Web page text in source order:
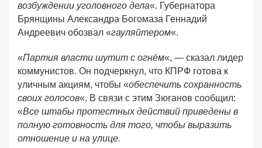
возбуждении уголовного дела«. Губернатора
Брянщины Александра Богомаза Геннадий
Андреевич обозвал «гауляйтером«.
«Партия власти шутит с огнём«, — сказал лидер
коммунистов. Он подчеркнул, что КПРФ готова к
уличным акциям, чтобы «обеспечить сохранность
своих голосов«. В связи с этим Зюганов сообщил:
«Все штабы протестных действий приведены в
полную готовность для того, чтобы выразить
отношение и на улице.